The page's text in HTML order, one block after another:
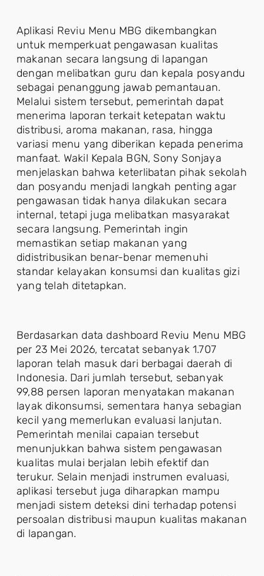
Aplikasi Reviu Menu MBG dikembangkan
untuk memperkuat pengawasan kualitas
makanan secara langsung di lapangan
dengan melibatkan guru dan kepala posyandu
sebagai penanggung jawab pemantauan.
Melalui sistem tersebut, pemerintah dapat
menerima laporan terkait ketepatan waktu
distribusi, aroma makanan, rasa, hingga
variasi menu yang diberikan kepada penerima
manfaat. Wakil Kepala BGN, Sony Sonjaya
menjelaskan bahwa keterlibatan pihak sekolah
dan posyandu menjadi langkah penting agar
pengawasan tidak hanya dilakukan secara
internal, tetapi juga melibatkan masyarakat
secara langsung. Pemerintah ingin
memastikan setiap makanan yang
didistribusikan benar-benar memenuhi
standar kelayakan konsumsi dan kualitas gizi
yang telah ditetapkan.
Berdasarkan data dashboard Reviu Menu MBG
per 23 Mei 2026, tercatat sebanyak 1.707
laporan telah masuk dari berbagai daerah di
Indonesia. Dari jumlah tersebut, sebanyak
99,88 persen laporan menyatakan makanan
layak dikonsumsi, sementara hanya sebagian
kecil yang memerlukan evaluasi lanjutan.
Pemerintah menilai capaian tersebut
menunjukkan bahwa sistem pengawasan
kualitas mulai berjalan lebih efektif dan
terukur. Selain menjadi instrumen evaluasi,
aplikasi tersebut juga diharapkan mampu
menjadi sistem deteksi dini terhadap potensi
persoalan distribusi maupun kualitas makanan
di lapangan.